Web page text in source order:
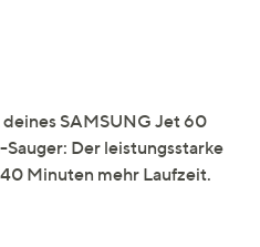
SAMSUNG Jet 60
Der leistungsstarke
Minuten mehr Laufzeit.